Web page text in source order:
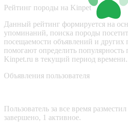
Рейтинг породы на Kinpet
Данный рейтинг формируется на
упоминаний, поиска породы
посещаемости объявлений и других
помогают определить
Kinpet.ru в текущий период времени.
Объявления пользователя
Пользователь за все время
завершено, 1 активное.